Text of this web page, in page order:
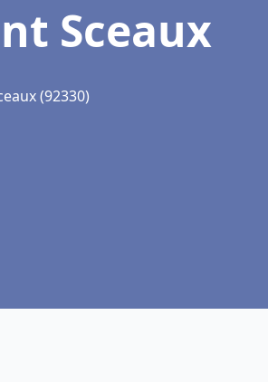
Sceaux
(92330)